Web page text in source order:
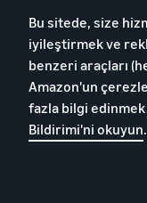
© 2023
Bu sitede, size
iyileştirmek ve
benzeri araçları
Amazon'un
fazla bilgi
Bildirimi'ni okuyun.